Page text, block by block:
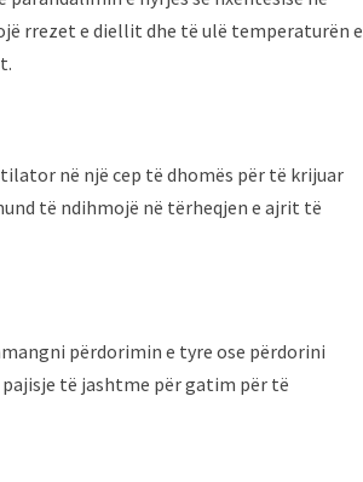
rrezet e diellit dhe të ulë temperaturën e
në një cep të dhomës për të krijuar
të ndihmojë në tërheqjen e ajrit të
përdorimin e tyre ose përdorini
të jashtme për gatim për të